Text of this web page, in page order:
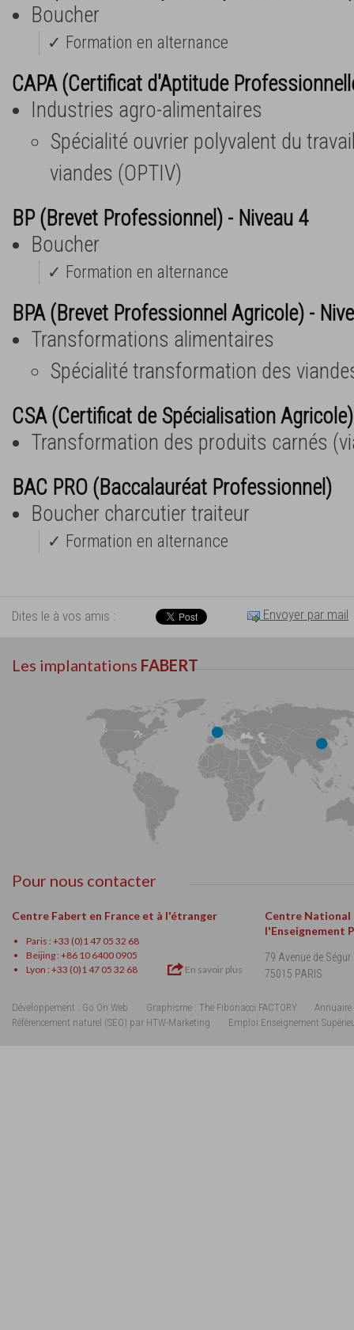
Boucher
✓ Formation en alternance
CAPA (Certificat d'Aptitude
Industries agro-alimentaires
Spécialité ouvrier polyvalent du
viandes (OPTIV)
BP (Brevet Professionnel) - Niveau 4
Boucher
✓ Formation en alternance
BPA (Brevet Professionnel Agricole) -
Transformations alimentaires
Spécialité transformation des
CSA (Certificat de Spécialisation
Transformation des produits carnés
BAC PRO (Baccalauréat Professionnel)
Boucher charcutier traiteur
✓ Formation en alternance
Dites le à vos amis : Envoyer par mail
Les implantations FABERT
Pour nous contacter
Centre Fabert en France et à l'étranger
Paris : +33 (0)1 47 05 32 68
Beijing : +86 10 6400 0905
Lyon : +33 (0)1 47 05 32 68
En savoir plus
Centre National
l'Enseignement
79 Avenue de Ségur
75015 PARIS
Développement : Go On Web Graphisme : The Fibonacci FACTORY
Annuaire
Référencement naturel (SEO) par HTW-Marketing
Emploi Enseignement